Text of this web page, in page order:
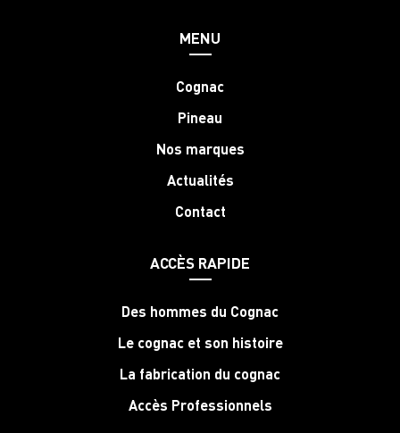
MENU
Cognac
Pineau
Nos marques
Actualités
Contact
ACCÈS RAPIDE
Des hommes du Cognac
Le cognac et son histoire
La fabrication du cognac
Accès Professionnels